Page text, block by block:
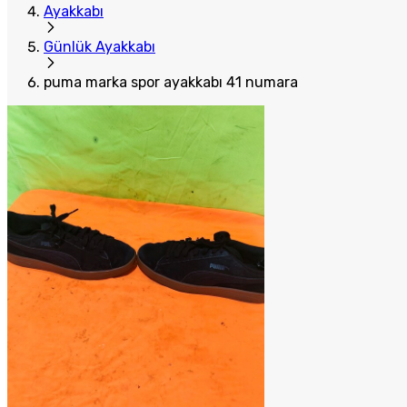
Ayakkabı
Günlük Ayakkabı
puma marka spor ayakkabı 41 numara